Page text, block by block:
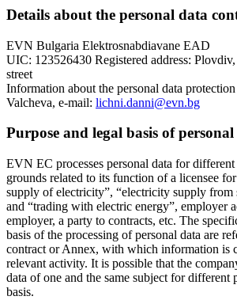
Details about the personal data
EVN Bulgaria Elektrosnabdiavane EAD
UIC: 123526430 Registered address:
street
Information about the personal data
Valcheva, e-mail: lichni.danni@evn.bg
Purpose and legal basis of
EVN EC processes personal data for different
grounds related to its function of a licensee
supply of electricity”, “electricity supply from
and “trading with electric energy”, employer
employer, a party to contracts, etc. The
basis of the processing of personal data are
contract or Annex, with which information is
relevant activity. It is possible that the
data of one and the same subject for different
basis.